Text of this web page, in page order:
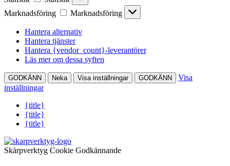
Marknadsföring
Marknadsföring
Hantera alternativ
Hantera tjänster
Hantera {vendor_count}-leverantörer
Läs mer om dessa syften
GODKÄNN Neka Visa inställningar GODKÄNN
Visa
inställningar
{title}
{title}
{title}
Skärpverktyg Cookie Godkännande